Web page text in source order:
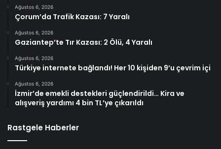
Ağustos 6, 2026
Çorum’da Trafik Kazası: 7 Yaralı
Ağustos 6, 2026
Gaziantep’te Tır Kazası: 2 Ölü, 4 Yaralı
Ağustos 6, 2026
Türkiye internete bağlandı! Her 10 kişiden 9’u çevrim içi
Ağustos 6, 2026
İzmir’de emekli destekleri güçlendirildi… Kira ve
alışveriş yardımı 4 bin TL’ye çıkarıldı
Rastgele Haberler